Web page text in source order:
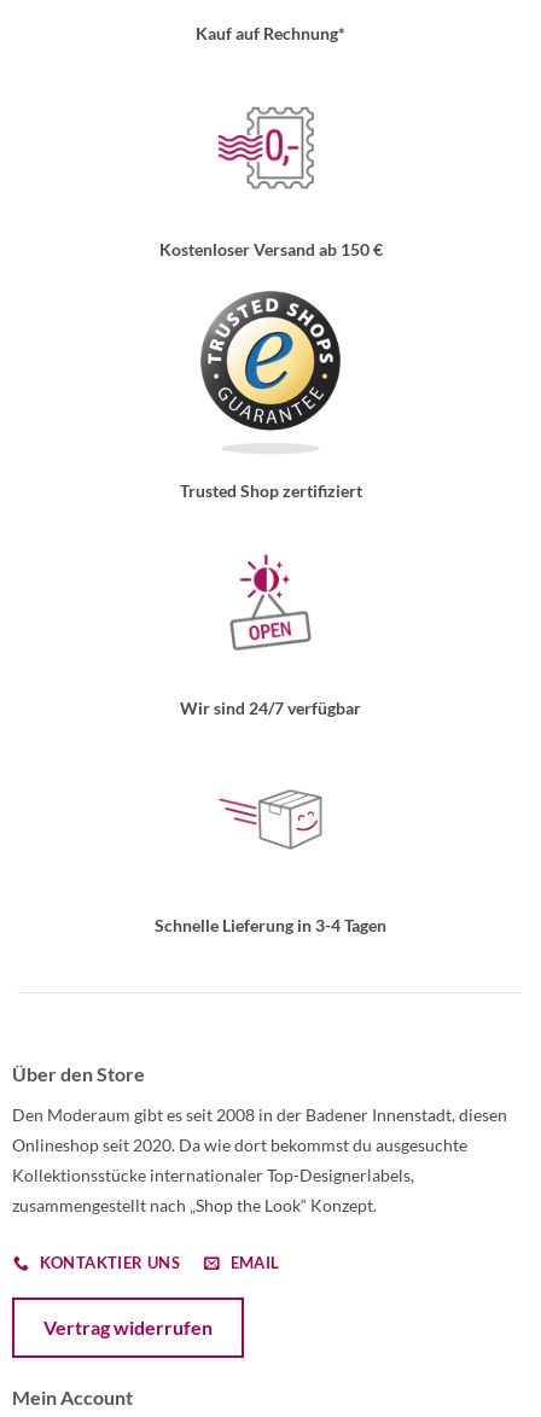
Kauf auf Rechnung*
Kostenloser Versand ab 150 €
Trusted Shop zertifiziert
Wir sind 24/7 verfügbar
Schnelle Lieferung in 3-4 Tagen
Über den Store
Den Moderaum gibt es seit 2008 in der Badener Innenstadt, diesen
Onlineshop seit 2020. Da wie dort bekommst du ausgesuchte
Kollektionsstücke internationaler Top-Designerlabels,
zusammengestellt nach „Shop the Look“ Konzept.
KONTAKTIER UNS EMAIL
Vertrag widerrufen
Mein Account